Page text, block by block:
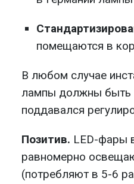
помещаются в
В любом случае
лампы должны быть
поддавался
Позитив. LED-фары
равномерно
(потребляют в 5-6